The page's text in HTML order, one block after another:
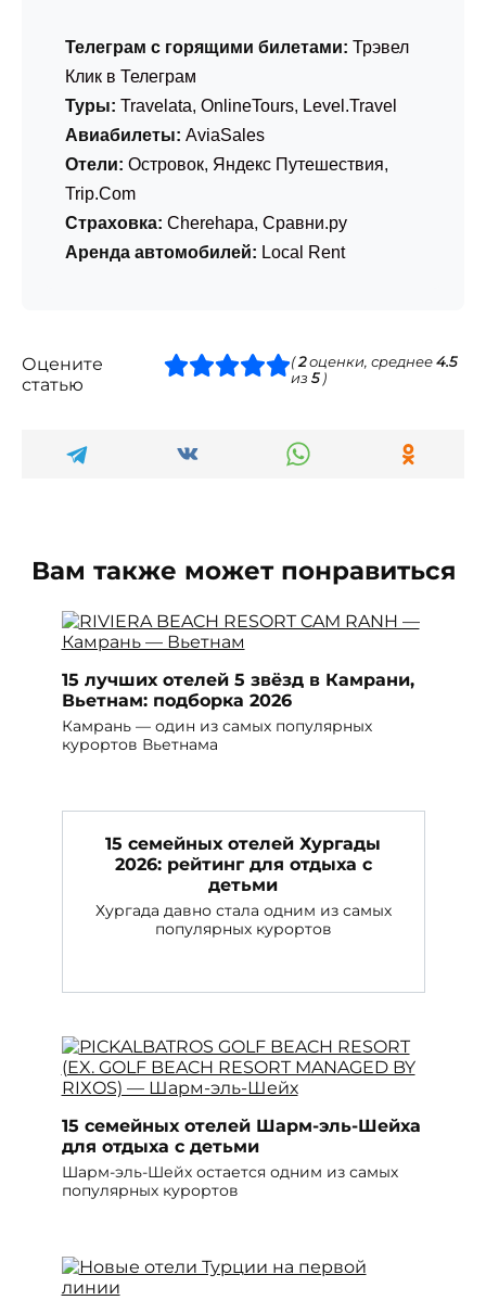
Телеграм с горящими билетами: Трэвел
Клик в Телеграм
Туры: Travelata, OnlineTours, Level.Travel
Авиабилеты: AviaSales
Отели: Островок, Яндекс Путешествия,
Trip.Com
Страховка: Cherehapa, Сравни.ру
Аренда автомобилей: Local Rent
Оцените
статью
(2оценки, среднее4.5
из5)
Вам также может понравиться
15 лучших отелей 5 звёзд в Камрани,
Вьетнам: подборка 2026
Камрань — один из самых популярных
курортов Вьетнама
15 семейных отелей Хургады
2026: рейтинг для отдыха с
детьми
Хургада давно стала одним из самых
популярных курортов
15 семейных отелей Шарм-эль-Шейха
для отдыха с детьми
Шарм-эль-Шейх остается одним из самых
популярных курортов